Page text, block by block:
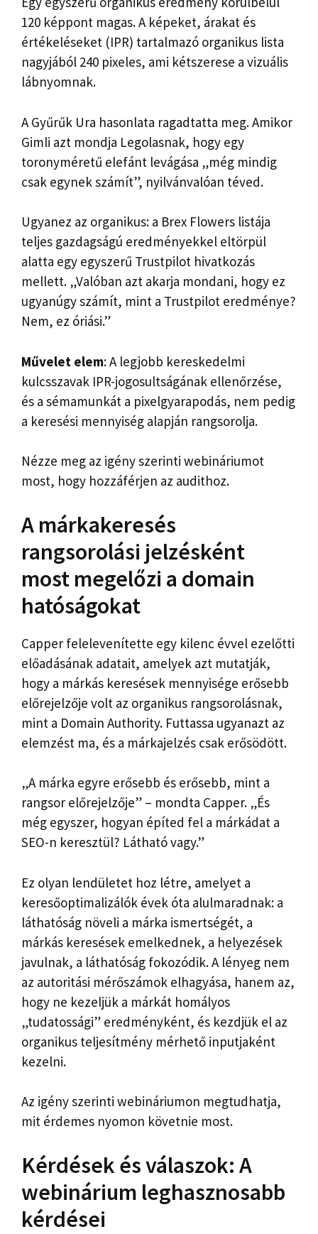
120 képpont magas. A képeket, árakat és
értékeléseket (IPR) tartalmazó organikus lista
nagyjából 240 pixeles, ami kétszerese a vizuális
lábnyomnak.
A Gyűrűk Ura hasonlata ragadtatta meg. Amikor
Gimli azt mondja Legolasnak, hogy egy
toronyméretű elefánt levágása „még mindig
csak egynek számít”, nyilvánvalóan téved.
Ugyanez az organikus: a Brex Flowers listája
teljes gazdagságú eredményekkel eltörpül
alatta egy egyszerű Trustpilot hivatkozás
mellett. „Valóban azt akarja mondani, hogy ez
ugyanúgy számít, mint a Trustpilot eredménye?
Nem, ez óriási.”
Művelet elem: A legjobb kereskedelmi
kulcsszavak IPR-jogosultságának ellenőrzése,
és a sémamunkát a pixelgyarapodás, nem pedig
a keresési mennyiség alapján rangsorolja.
Nézze meg az igény szerinti webináriumot
most, hogy hozzáférjen az audithoz.
A márkakeresés
rangsorolási jelzésként
most megelőzi a domain
hatóságokat
Capper felelevenítette egy kilenc évvel ezelőtti
előadásának adatait, amelyek azt mutatják,
hogy a márkás keresések mennyisége erősebb
előrejelzője volt az organikus rangsorolásnak,
mint a Domain Authority. Futtassa ugyanazt az
elemzést ma, és a márkajelzés csak erősödött.
„A márka egyre erősebb és erősebb, mint a
rangsor előrejelzője” – mondta Capper. „És
még egyszer, hogyan építed fel a márkádat a
SEO-n keresztül? Látható vagy.”
Ez olyan lendületet hoz létre, amelyet a
keresőoptimalizálók évek óta alulmaradnak: a
láthatóság növeli a márka ismertségét, a
márkás keresések emelkednek, a helyezések
javulnak, a láthatóság fokozódik. A lényeg nem
az autoritási mérőszámok elhagyása, hanem az,
hogy ne kezeljük a márkát homályos
„tudatossági” eredményként, és kezdjük el az
organikus teljesítmény mérhető inputjaként
kezelni.
Az igény szerinti webináriumon megtudhatja,
mit érdemes nyomon követnie most.
Kérdések és válaszok: A
webinárium leghasznosabb
kérdései